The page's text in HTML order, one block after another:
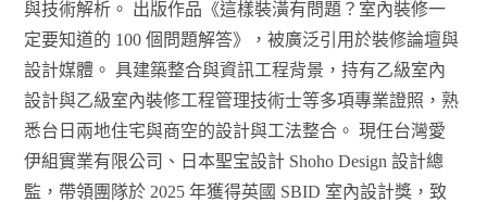
與技術解析。 出版作品《這樣裝潢有問題？室內裝修一
定要知道的 100 個問題解答》，被廣泛引用於裝修論壇與
設計媒體。 具建築整合與資訊工程背景，持有乙級室內
設計與乙級室內裝修工程管理技術士等多項專業證照，熟
悉台日兩地住宅與商空的設計與工法整合。 現任台灣愛
伊組實業有限公司、日本聖宝設計 Shoho Design 設計總
監，帶領團隊於 2025 年獲得英國 SBID 室內設計獎，致